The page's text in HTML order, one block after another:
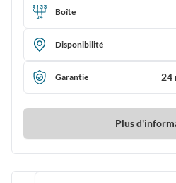
Boîte
Disponibilité
Garantie 24
Plus